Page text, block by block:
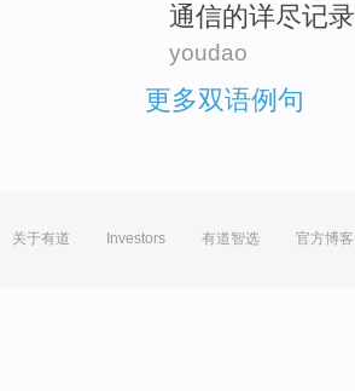
通信的详尽记录
youdao
更多双语例句
关于有道 Investors 有道智选 官方博客